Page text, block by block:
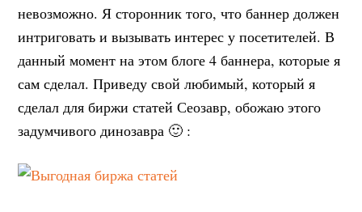
невозможно. Я сторонник того, что баннер должен
интриговать и вызывать интерес у посетителей. В
данный момент на этом блоге 4 баннера, которые я
сам сделал. Приведу свой любимый, который я
сделал для биржи статей Сеозавр, обожаю этого
задумчивого динозавра 🙂 :